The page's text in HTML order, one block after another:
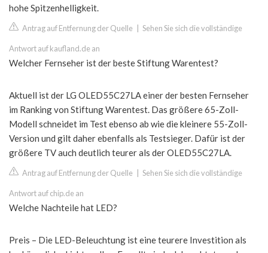
hohe Spitzenhelligkeit.
Antrag auf Entfernung der Quelle Sehen Sie sich die vollständige
Antwort auf kaufland.de an
Welcher Fernseher ist der beste Stiftung Warentest?
Aktuell ist der LG OLED55C27LA einer der besten Fernseher
im Ranking von Stiftung Warentest. Das größere 65-Zoll-
Modell schneidet im Test ebenso ab wie die kleinere 55-Zoll-
Version und gilt daher ebenfalls als Testsieger. Dafür ist der
größere TV auch deutlich teurer als der OLED55C27LA.
Antrag auf Entfernung der Quelle Sehen Sie sich die vollständige
Antwort auf chip.de an
Welche Nachteile hat LED?
Preis – Die LED-Beleuchtung ist eine teurere Investition als